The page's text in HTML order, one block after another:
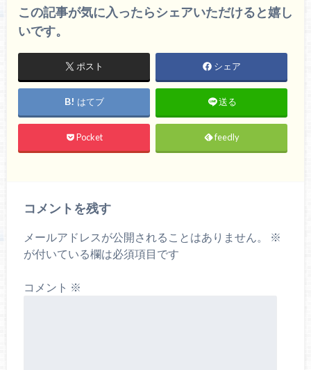
この記事が気に入ったらシェアいただけると嬉し
いです。
ポスト シェア
はてブ 送る
Pocket feedly
コメントを残す
メールアドレスが公開されることはありません。
※
が付いている欄は必須項目です
コメント ※